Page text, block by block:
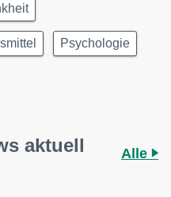
Psychologie
aktuell
Alle